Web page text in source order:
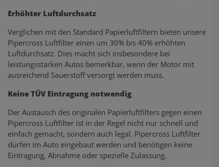
Erhöhter Luftdurchsatz
Verglichen mit den Standard Papierluftfiltern bieten unsere
Pipercross Luftfilter einen um 30% bis 40% erhöhten
Luftdurchsatz. Dies macht sich insbesondere bei
leistungsstarken Autos bemerkbar, wenn der Motor mit
ausreichend Sauerstoff versorgt werden muss.
Keine TÜV Eintragung notwendig
Der Austausch des originalen Papierluftfilters gegen einen
Pipercross Luftfilter ist in der Regel nicht nur schnell und
einfach gemacht, sondern auch legal. Pipercross Luftfilter
dürfen im Auto eingebaut werden und benötigen keine
Eintragung, Abnahme oder spezielle Zulassung.